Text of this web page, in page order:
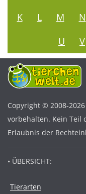
K
L M N
U
V
Copyright © 2008-
vorbehalten. Kein Teil
Erlaubnis der
• ÜBERSICHT:
Tierarten